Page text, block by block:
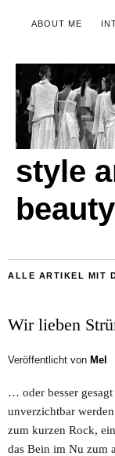
ABOUT ME
style
beauty
ALLE ARTIKEL MIT
Wir lieben
Veröffentlicht von Mel
… oder besser
unverzichtbar
zum kurzen Rock,
das Bein im Nu zum